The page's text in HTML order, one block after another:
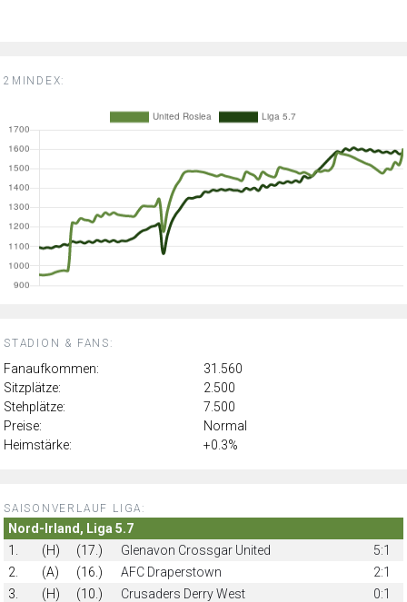
2MINDEX:
STADION & FANS:
Fanaufkommen:
31.560
Sitzplätze:
2.500
Stehplätze:
7.500
Preise:
Normal
Heimstärke:
+0.3%
SAISONVERLAUF LIGA:
Nord-Irland, Liga 5.7
1.
(H) (17.) Glenavon Crossgar United
5:1
2.
(A) (16.) AFC Draperstown
2:1
3.
(H) (10.) Crusaders Derry West
0:1